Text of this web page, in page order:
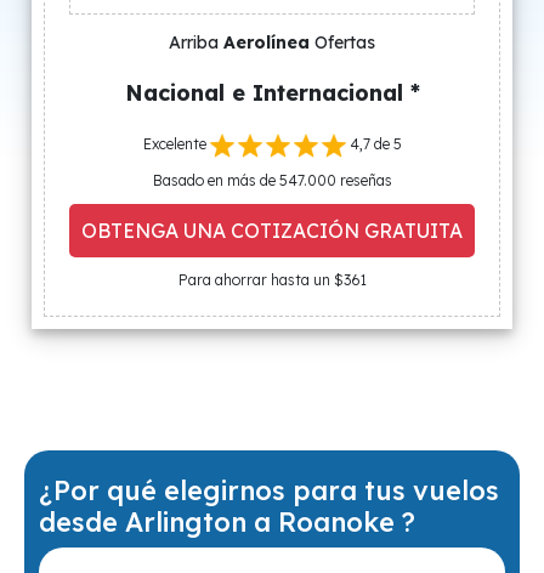
Arriba Aerolínea Ofertas
Nacional e Internacional *
Excelente
4,7 de 5
Basado en más de 547.000 reseñas
OBTENGA UNA COTIZACIÓN GRATUITA
Para ahorrar hasta un $361
¿Por qué elegirnos para tus vuelos
desde Arlington a Roanoke ?